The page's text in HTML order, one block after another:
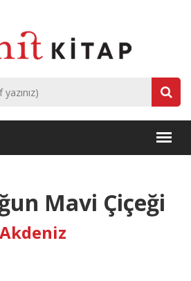
Mavi Çiçeği